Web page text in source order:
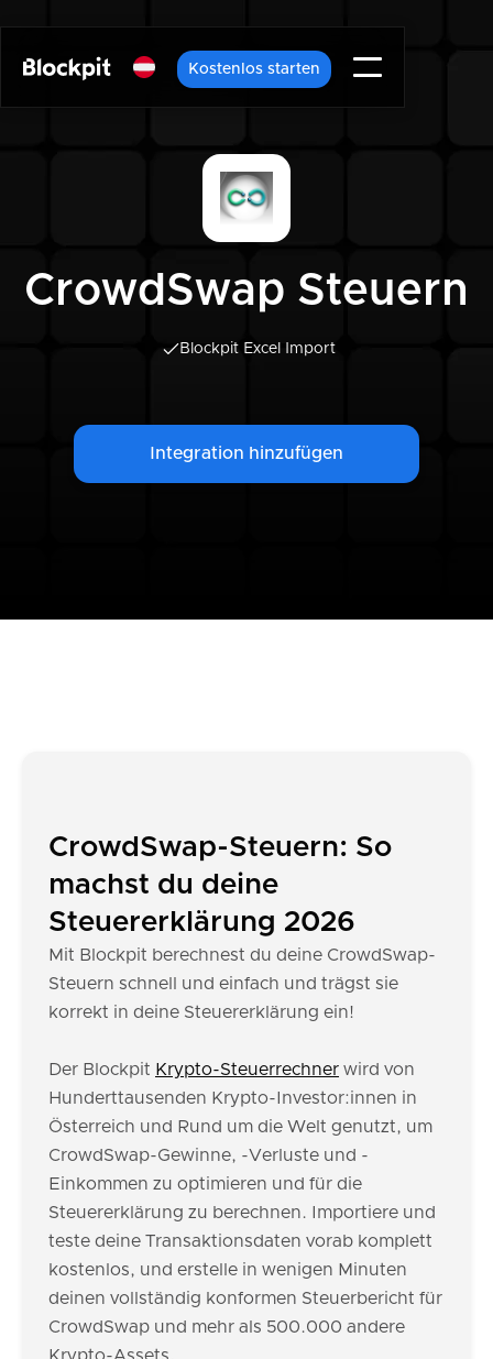
Kostenlos starten
CrowdSwap Steuern
Blockpit Excel Import
Integration hinzufügen
CrowdSwap-Steuern: So
machst du deine
Steuererklärung 2026
Mit Blockpit berechnest du deine CrowdSwap-
Steuern schnell und einfach und trägst sie
korrekt in deine Steuererklärung ein!
Der Blockpit Krypto-Steuerrechner wird von
Hunderttausenden Krypto-Investor:innen in
Österreich und Rund um die Welt genutzt, um
CrowdSwap-Gewinne, -Verluste und -
Einkommen zu optimieren und für die
Steuererklärung zu berechnen. Importiere und
teste deine Transaktionsdaten vorab komplett
kostenlos, und erstelle in wenigen Minuten
deinen vollständig konformen Steuerbericht für
CrowdSwap und mehr als 500.000 andere